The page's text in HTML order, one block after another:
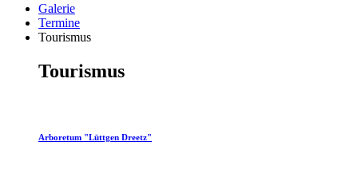
Galerie
Termine
Tourismus
Tourismus
Arboretum "Lüttgen Dreetz"